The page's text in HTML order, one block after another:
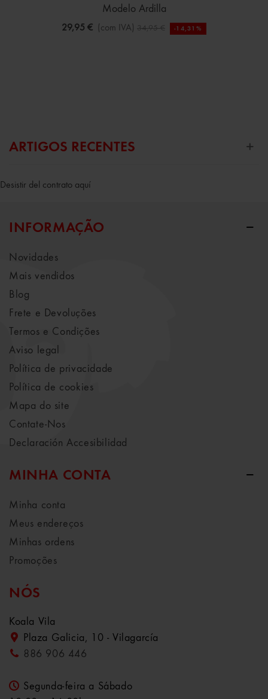
Modelo Ardilla
29,95 € (com IVA) 34,95 € -14,31%
ARTIGOS RECENTES
Desistir del contrato aquí
INFORMAÇÃO
Novidades
Mais vendidos
Blog
Frete e Devoluções
Termos e Condições
Aviso legal
Política de privacidade
Política de cookies
Mapa do site
Contate-Nos
Declaración Accesibilidad
MINHA CONTA
Minha conta
Meus endereços
Minhas ordens
Promoções
NÓS
Koala Vila
Plaza Galicia, 10 - Vilagarcía
886 906 446
Segunda-feira a Sábado